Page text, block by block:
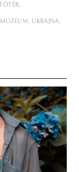
MÚZEUM UKRAJNA